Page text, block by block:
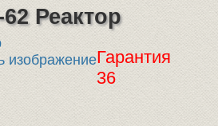
Реактор
изображениеГарантия
36